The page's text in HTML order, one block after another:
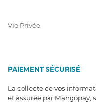
Vie Privée
PAIEMENT SÉCURISÉ
La collecte de vos
et assurée par Mangopay,